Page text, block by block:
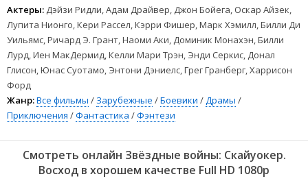
Актеры: Дэйзи Ридли, Адам Драйвер, Джон Бойега, Оскар Айзек,
Лупита Нионго, Кери Рассел, Кэрри Фишер, Марк Хэмилл, Билли Ди
Уильямс, Ричард Э. Грант, Наоми Аки, Доминик Монахэн, Билли
Лурд, Иен МакДермид, Келли Мари Трэн, Энди Серкис, Донал
Глисон, Юнас Суотамо, Энтони Дэниелс, Грег Гранберг, Харрисон
Форд
Жанр:Все фильмы / Зарубежные /Боевики /Драмы /
Приключения /Фантастика /Фэнтези
Смотреть онлайн Звёздные войны: Скайуокер.
Восход в хорошем качестве Full HD 1080p